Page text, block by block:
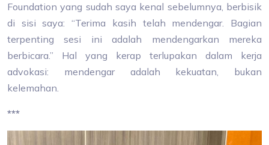
Foundation yang sudah saya kenal sebelumnya, berbisik
di sisi saya: “Terima kasih telah mendengar. Bagian
terpenting sesi ini adalah mendengarkan mereka
berbicara.” Hal yang kerap terlupakan dalam kerja
advokasi: mendengar adalah kekuatan, bukan
kelemahan.
***